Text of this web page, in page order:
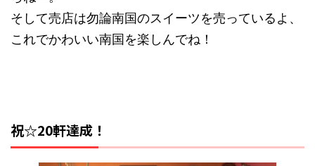
そして売店は勿論南国のスイーツを売っているよ、
これでかわいい南国を楽しんでね！
祝☆20軒達成！